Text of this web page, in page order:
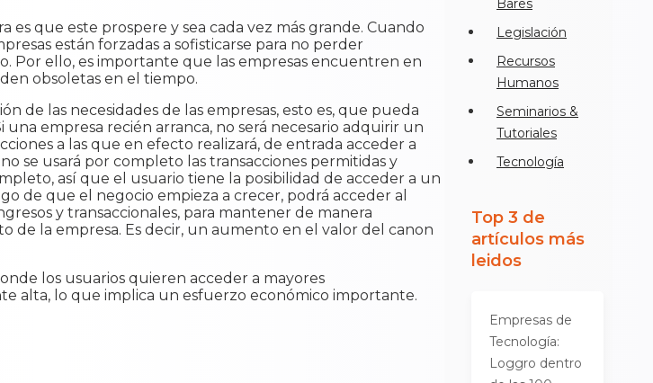
que este prospere y sea cada vez más grande. Cuando
están forzadas a sofisticarse para no perder
Por ello, es importante que las empresas encuentren en
obsoletas en el tiempo.
de las necesidades de las empresas, esto es, que pueda
empresa recién arranca, no será necesario adquirir un
a las que en efecto realizará, de entrada acceder a
se usará por completo las transacciones permitidas y
así que el usuario tiene la posibilidad de acceder a un
de que el negocio empieza a crecer, podrá acceder al
y transaccionales, para mantener de manera
de la empresa. Es decir, un aumento en el valor del canon
los usuarios quieren acceder a mayores
alta, lo que implica un esfuerzo económico importante.
Bares
Legislación
Recursos
Humanos
Seminarios &
Tutoriales
Tecnología
Top 3 de
artículos más
leidos
Empresas de
Tecnología:
Loggro dentro